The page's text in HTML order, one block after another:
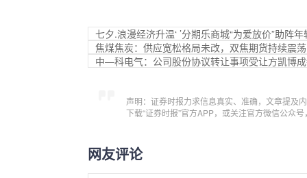
七夕.浪漫经济升温‘ ’分期乐商城“为爱放价”助阵
焦煤焦炭：供应宽松格局未改，双焦期货持续震
中—科电气：公司股份协议转让事项受让方凯博
声明：证券时报力求信息真实、准确，文章提及
下载“证券时报”官方APP，或关注官方微信公众
网友评论